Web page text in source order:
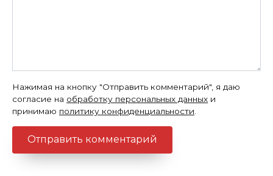
Нажимая на кнопку "Отправить комментарий", я даю
согласие на обработку персональных данных и
принимаю политику конфиденциальности